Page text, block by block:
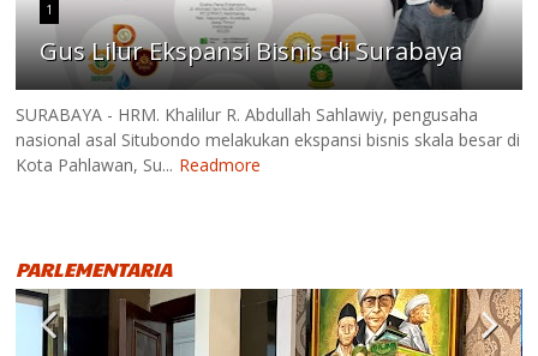
1
Gus Lilur Ekspansi Bisnis di Surabaya
SURABAYA - HRM. Khalilur R. Abdullah Sahlawiy, pengusaha
nasional asal Situbondo melakukan ekspansi bisnis skala besar di
Kota Pahlawan, Su... Readmore
PARLEMENTARIA